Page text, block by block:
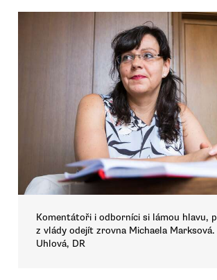
Komentátoři i odborníci si lámou hlavu,
z vlády odejít zrovna Michaela Marksová.
Uhlová, DR